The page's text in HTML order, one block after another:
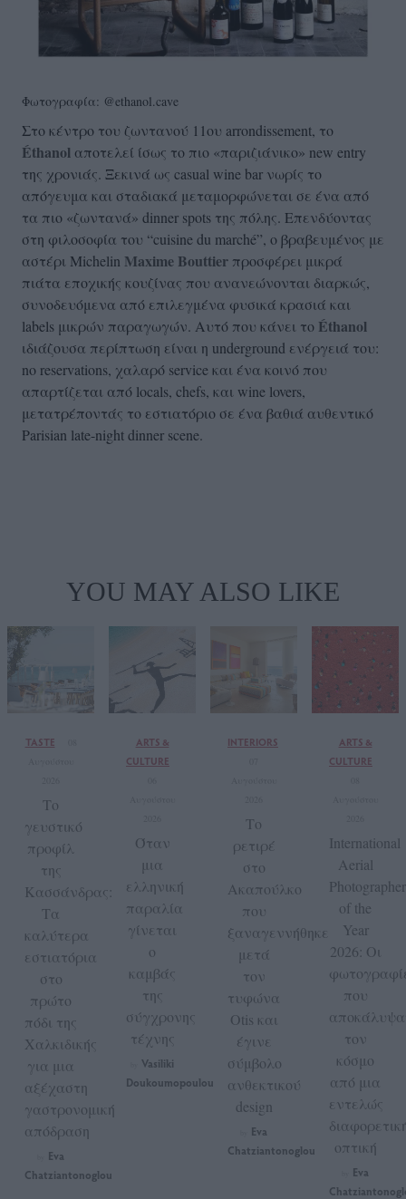
Φωτογραφία: @ethanol.cave
Στο κέντρο του ζωντανού 11ου arrondissement, το
Éthanol αποτελεί ίσως το πιο «παριζιάνικο» new entry
της χρονιάς. Ξεκινά ως casual wine bar νωρίς το
απόγευμα και σταδιακά μεταμορφώνεται σε ένα από
τα πιο «ζωντανά» dinner spots της πόλης. Επενδύοντας
στη φιλοσοφία του “cuisine du marché”, ο βραβευμένος με
αστέρι Michelin Maxime Bouttier προσφέρει μικρά
πιάτα εποχικής κουζίνας που ανανεώνονται διαρκώς,
συνοδευόμενα από επιλεγμένα φυσικά κρασιά και
labels μικρών παραγωγών. Αυτό που κάνει το Éthanol
ιδιάζουσα περίπτωση είναι η underground ενέργειά του:
no reservations, χαλαρό service και ένα κοινό που
απαρτίζεται από locals, chefs, και wine lovers,
μετατρέποντάς το εστιατόριο σε ένα βαθιά αυθεντικό
Parisian late-night dinner scene.
YOU MAY ALSO LIKE
TASTE
Το
γευστικό
προφίλ
της
Κασσάνδρας:
Τα
καλύτερα
εστιατόρια
στο
πρώτο
πόδι της
Χαλκιδικής
για μια
αξέχαστη
γαστρονομική
απόδραση
Eva
Chatziantonoglou
ARTS &
CULTURE
Όταν
μια
ελληνική
παραλία
γίνεται
ο
καμβάς
της
σύγχρονης
τέχνης
Vasiliki
Doukoumopoulou
INTERIORS
Το
ρετιρέ
στο
Ακαπούλκο
που
ξαναγεννήθηκε
μετά
τον
τυφώνα
Otis και
έγινε
σύμβολο
ανθεκτικού
design
Eva
Chatziantonoglou
ARTS &
CULTURE
International
Aerial
Photographer
of the
Year
2026: Οι
που
τον
κόσμο
από μια
εντελώς
οπτική
Eva